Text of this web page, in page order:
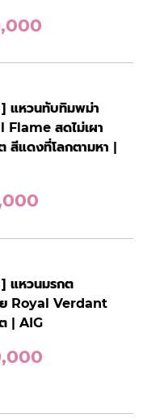
แหวนทับทิมพม่า
Flame สดไม่เผา
สีแดงที่โลกตามหา |
แหวนมรกต
ย Royal Verdant
| AIG